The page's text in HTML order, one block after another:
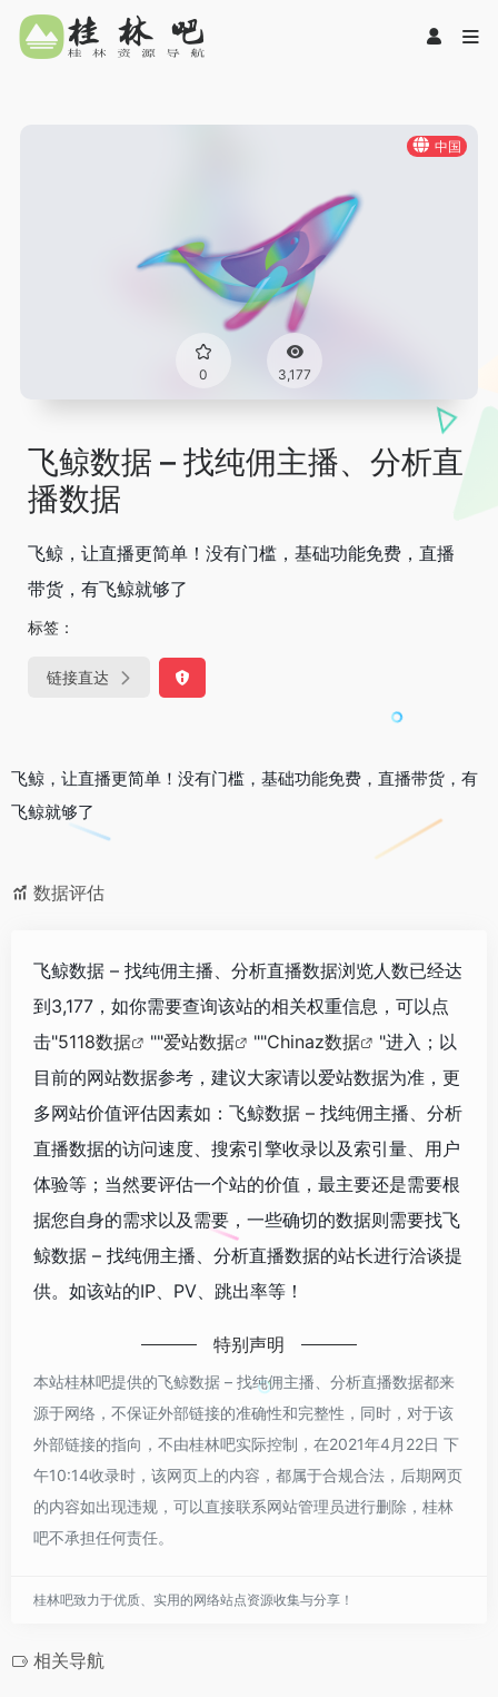
中国
0 3,177
飞鲸数据 – 找纯佣主播、分析直
播数据
飞鲸，让直播更简单！没有门槛，基础功能免费，直播
带货，有飞鲸就够了
标签：
链接直达
飞鲸，让直播更简单！没有门槛，基础功能免费，直播带货，有
飞鲸就够了
数据评估
飞鲸数据 – 找纯佣主播、分析直播数据浏览人数已经达
到3,177，如你需要查询该站的相关权重信息，可以点
击"5118数据 ""爱站数据 ""Chinaz数据
"进入；以
目前的网站数据参考，建议大家请以爱站数据为准，更
多网站价值评估因素如：飞鲸数据 – 找纯佣主播、分析
直播数据的访问速度、搜索引擎收录以及索引量、用户
体验等；当然要评估一个站的价值，最主要还是需要根
据您自身的需求以及需要，一些确切的数据则需要找飞
鲸数据 – 找纯佣主播、分析直播数据的站长进行洽谈提
供。如该站的IP、PV、跳出率等！
特别声明
本站桂林吧提供的飞鲸数据 – 找纯佣主播、分析直播数据都来
源于网络，不保证外部链接的准确性和完整性，同时，对于该
外部链接的指向，不由桂林吧实际控制，在2021年4月22日 下
午10:14收录时，该网页上的内容，都属于合规合法，后期网页
的内容如出现违规，可以直接联系网站管理员进行删除，桂林
吧不承担任何责任。
桂林吧致力于优质、实用的网络站点资源收集与分享！
相关导航